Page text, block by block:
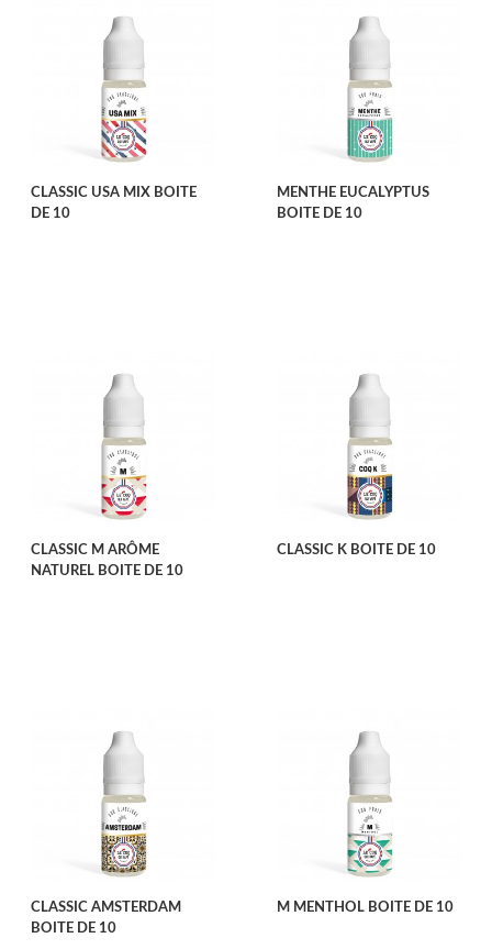
CLASSIC USA MIX BOITE
DE 10
MENTHE EUCALYPTUS
BOITE DE 10
CLASSIC M ARÔME
NATUREL BOITE DE 10
CLASSIC K BOITE DE 10
CLASSIC AMSTERDAM
BOITE DE 10
M MENTHOL BOITE DE 10